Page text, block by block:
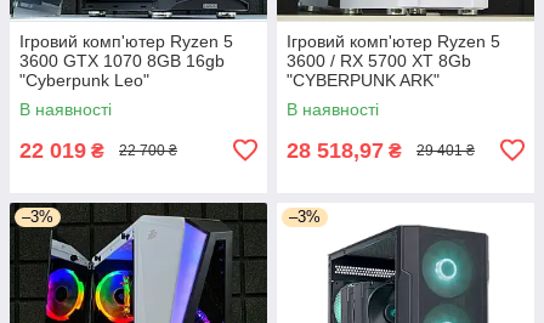
Ігровий комп'ютер Ryzen 5
3600 GTX 1070 8GB 16gb
"Cyberpunk Leo"
В наявності
22 019 ₴ 22 700 ₴
Ігровий комп'ютер Ryzen 5
3600 / RX 5700 XT 8Gb
"CYBERPUNK ARK"
В наявності
28 518,97 ₴ 29 401 ₴
–3% –3%